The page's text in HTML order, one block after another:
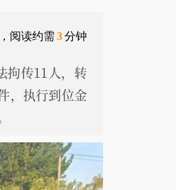
阅读约需 3分钟
拘传11人，转
，执行到位金